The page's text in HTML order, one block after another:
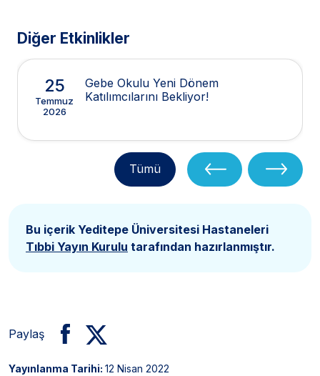
Diğer Etkinlikler
25
Temmuz
2026
Gebe Okulu Yeni Dönem
Katılımcılarını Bekliyor!
Tümü
Bu içerik Yeditepe Üniversitesi Hastaneleri
Tıbbi Yayın Kurulu tarafından hazırlanmıştır.
Paylaş
Yayınlanma Tarihi: 12 Nisan 2022